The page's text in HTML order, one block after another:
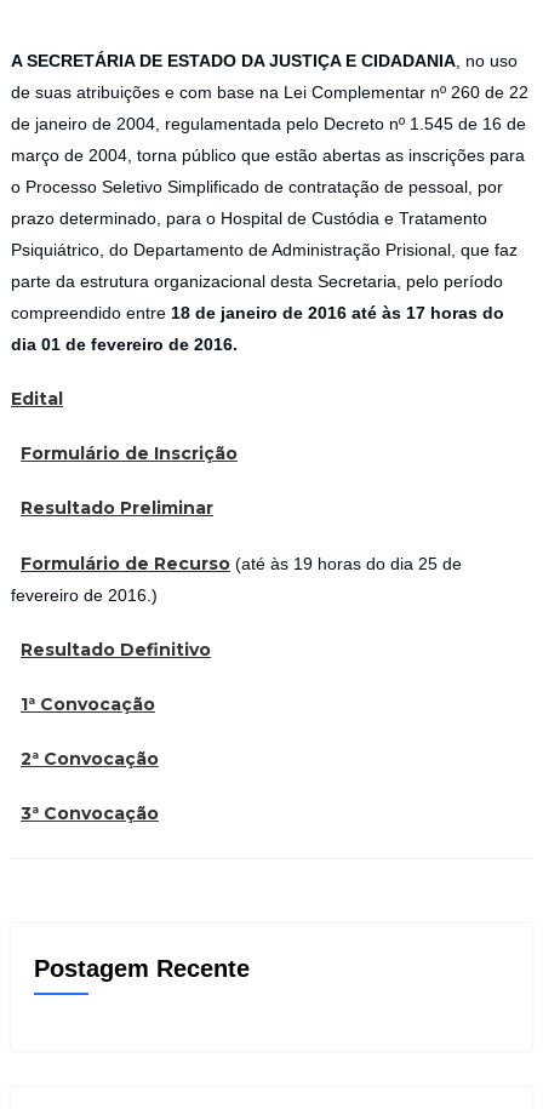
A SECRETÁRIA DE ESTADO DA JUSTIÇA E CIDADANIA , no uso
de suas atribuições e com base na Lei Complementar nº 260 de 22
de janeiro de 2004, regulamentada pelo Decreto nº 1.545 de 16 de
março de 2004, torna público que estão abertas as inscrições para
o Processo Seletivo Simplificado de contratação de pessoal, por
prazo determinado, para o Hospital de Custódia e Tratamento
Psiquiátrico, do Departamento de Administração Prisional, que faz
parte da estrutura organizacional desta Secretaria, pelo período
compreendido entre 18 de janeiro de 2016 até às 17 horas do
dia 01 de fevereiro de 2016.
Edital
Formulário de Inscrição
Resultado Preliminar
Formulário de Recurso (até às 19 horas do dia 25 de
fevereiro de 2016.)
Resultado Definitivo
1ª Convocação
2ª Convocação
3ª Convocação
Postagem Recente